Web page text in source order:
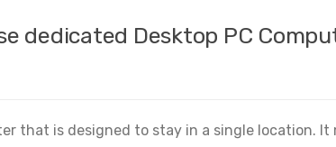
dedicated Desktop PC
that is designed to stay in a single location. It